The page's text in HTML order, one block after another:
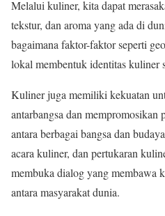
Melalui kuliner, kita dapat
tekstur, dan aroma yang ada di
bagaimana faktor-faktor seperti
lokal membentuk identitas kuliner
Kuliner juga memiliki kekuatan
antarbangsa dan mempromosikan
antara berbagai bangsa dan
acara kuliner, dan pertukaran
membuka dialog yang membawa
antara masyarakat dunia.